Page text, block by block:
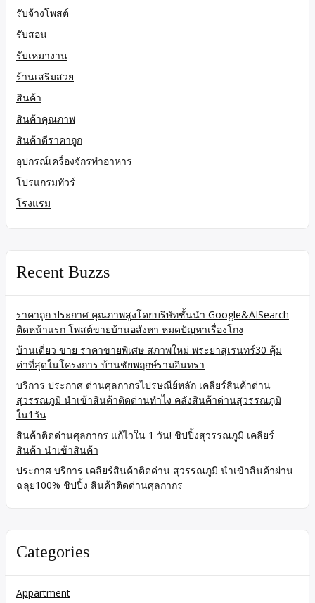
รับจ้างโพสต์
รับสอน
รับเหมางาน
ร้านเสริมสวย
สินค้า
สินค้าคุณภาพ
สินค้าดีราคาถูก
อุปกรณ์เครื่องจักรทำอาหาร
โปรแกรมทัวร์
โรงแรม
Recent Buzzs
ราคาถูก ประกาศ คุณภาพสูงโดยบริษัทชั้นนำ Google&AISearch
ติดหน้าแรก โพสต์ขายบ้านอสังหา หมดปัญหาเรื่องโกง
บ้านเดี่ยว ขาย ราคาขายพิเศษ สภาพใหม่ พระยาสุเรนทร์30 คุ้ม
ค่าที่สุดในโครงการ บ้านชัยพฤกษ์รามอินทรา
บริการ ประกาศ ด่านศุลกากรไปรษณีย์หลัก เคลียร์สินค้าด่าน
สุวรรณภูมิ นำเข้าสินค้าติดด่านทำไง คลังสินค้าด่านสุวรรณภูมิ
ใน1วัน
สินค้าติดด่านศุลกากร แก้ไวใน 1 วัน! ชิปปิ้งสุวรรณภูมิ เคลียร์
สินค้า นำเข้าสินค้า
ประกาศ บริการ เคลียร์สินค้าติดด่าน สุวรรณภูมิ นำเข้าสินค้าผ่าน
ฉลุย100% ชิปปิ้ง สินค้าติดด่านศุลกากร
Categories
Appartment